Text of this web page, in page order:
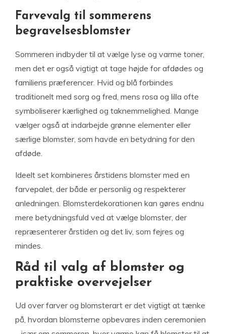
Farvevalg til sommerens
begravelsesblomster
Sommeren indbyder til at vælge lyse og varme toner,
men det er også vigtigt at tage højde for afdødes og
familiens præferencer. Hvid og blå forbindes
traditionelt med sorg og fred, mens rosa og lilla ofte
symboliserer kærlighed og taknemmelighed. Mange
vælger også at indarbejde grønne elementer eller
særlige blomster, som havde en betydning for den
afdøde.
Ideelt set kombineres årstidens blomster med en
farvepalet, der både er personlig og respekterer
anledningen. Blomsterdekorationen kan gøres endnu
mere betydningsfuld ved at vælge blomster, der
repræsenterer årstiden og det liv, som fejres og
mindes.
Råd til valg af blomster og
praktiske overvejelser
Ud over farver og blomsterart er det vigtigt at tænke
på, hvordan blomsterne opbevares inden ceremonien